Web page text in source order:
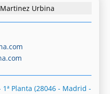
Urbina
Planta (28046 - Madrid -